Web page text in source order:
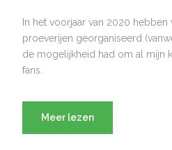
In het voorjaar van 2020 hebben
proeverijen georganiseerd
de mogelijkheid had om al mijn
fans.
Meer lezen